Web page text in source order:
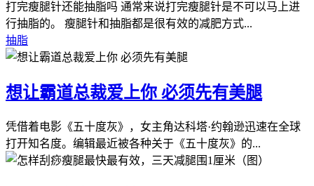
打完瘦腿针还能抽脂吗 通常来说打完瘦腿针是不可以马上进
行抽脂的。 瘦腿针和抽脂都是很有效的减肥方式...
抽脂
想让霸道总裁爱上你 必须先有美腿
凭借着电影《五十度灰》，女主角达科塔·约翰逊迅速在全球
打开知名度。编辑最近被各种关于《五十度灰》的...